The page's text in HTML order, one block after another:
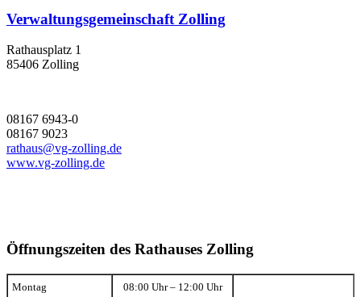
Verwaltungsgemeinschaft Zolling
Rathausplatz 1
85406 Zolling
08167 6943-0
08167 9023
rathaus@vg-zolling.de
www.vg-zolling.de
Öffnungszeiten des Rathauses Zolling
Montag 08:00 Uhr – 12:00 Uhr